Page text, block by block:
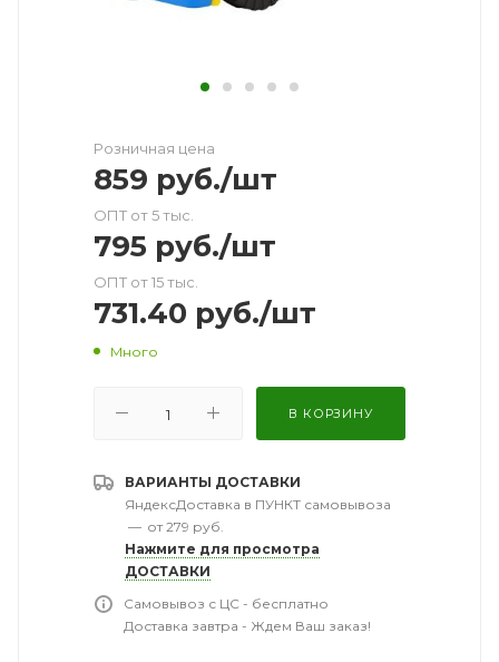
Розничная цена
859 руб./шт
ОПТ от 5 тыс.
795 руб./шт
ОПТ от 15 тыс.
731.40 руб./шт
Много
В КОРЗИНУ
ВАРИАНТЫ ДОСТАВКИ
ЯндексДоставка в ПУНКТ самовывоза
— от 279 руб.
Нажмите для просмотра
ДОСТАВКИ
Самовывоз с ЦС - бесплатно
Доставка завтра - Ждем Ваш заказ!